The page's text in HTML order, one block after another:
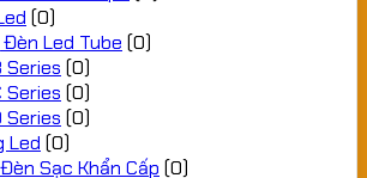
(0)
Led Tube (0)
Series (0)
Series (0)
Series (0)
Led (0)
Sạc Khẩn Cấp (0)